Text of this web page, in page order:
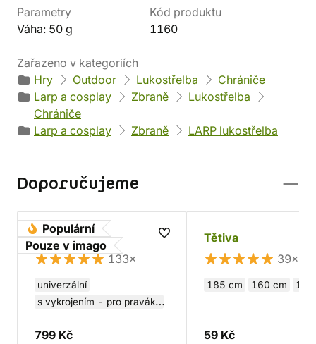
Parametry
Váha: 50 g
Kód produktu
1160
Zařazeno v kategoriích
Hry
Outdoor Lukostřelba
Chrániče
Larp a cosplay
Zbraně
Lukostřelba
Chrániče
Larp a cosplay
Zbraně LARP lukostřelba
Doporučujeme
Populární
Pouze v imago
Luk dřevěný
133×
univerzální
s vykrojením - pro praváky
799 Kč
Tětiva
39×
185 cm 160 cm
59 Kč